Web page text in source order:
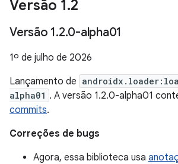
Versão 1.2
Versão 1.2.0-alpha01
1º de julho de 2026
Lançamento de
alpha01 . A versão 1.2.0-alpha01
commits.
Correções de bugs
Agora, essa biblioteca usa